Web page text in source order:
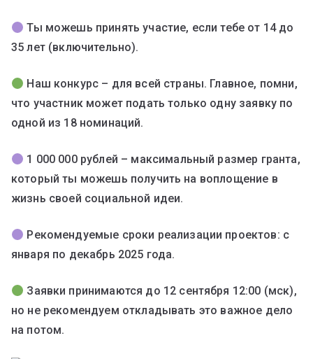
Ты можешь принять участие, если тебе от 14 до
35 лет (включительно).
Наш конкурс – для всей страны. Главное, помни,
что участник может подать только одну заявку по
одной из 18 номинаций.
1 000 000 рублей – максимальный размер гранта,
который ты можешь получить на воплощение в
жизнь своей социальной идеи.
Рекомендуемые сроки реализации проектов: с
января по декабрь 2025 года.
Заявки принимаются до 12 сентября 12:00 (мск),
но не рекомендуем откладывать это важное дело
на потом.